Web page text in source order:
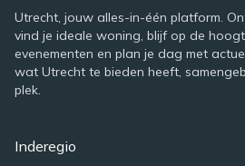
Utrecht, jouw alles-in-één platform.
vind je ideale woning, blijf op de
evenementen en plan je dag met
wat Utrecht te bieden heeft,
plek.
Inderegio